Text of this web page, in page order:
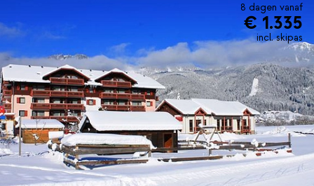
8 dagen vanaf
€ 1.335
incl. skipas